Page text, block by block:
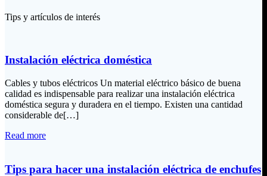
Tips y artículos de interés
Instalación eléctrica doméstica
Cables y tubos eléctricos Un material eléctrico básico de buena
calidad es indispensable para realizar una instalación eléctrica
doméstica segura y duradera en el tiempo. Existen una cantidad
considerable de[…]
Read more
Tips para hacer una instalación eléctrica de enchufes